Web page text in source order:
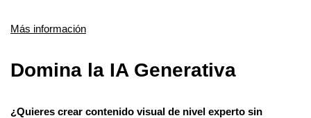
Más información
Domina la IA Generativa
¿Quieres crear contenido visual de nivel experto sin